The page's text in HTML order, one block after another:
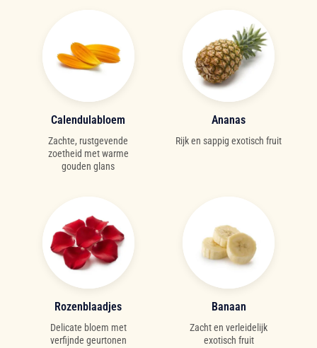
Calendulabloem
Zachte, rustgevende
zoetheid met warme
gouden glans
Ananas
Rijk en sappig exotisch fruit
Rozenblaadjes
Delicate bloem met
verfijnde geurtonen
Banaan
Zacht en verleidelijk
exotisch fruit